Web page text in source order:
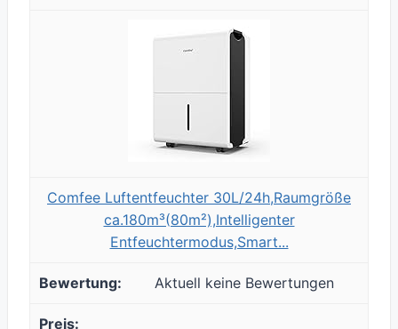
Comfee Luftentfeuchter 30L/24h,Raumgröße
ca.180m³(80m²),Intelligenter
Entfeuchtermodus,Smart...
Aktuell keine Bewertungen